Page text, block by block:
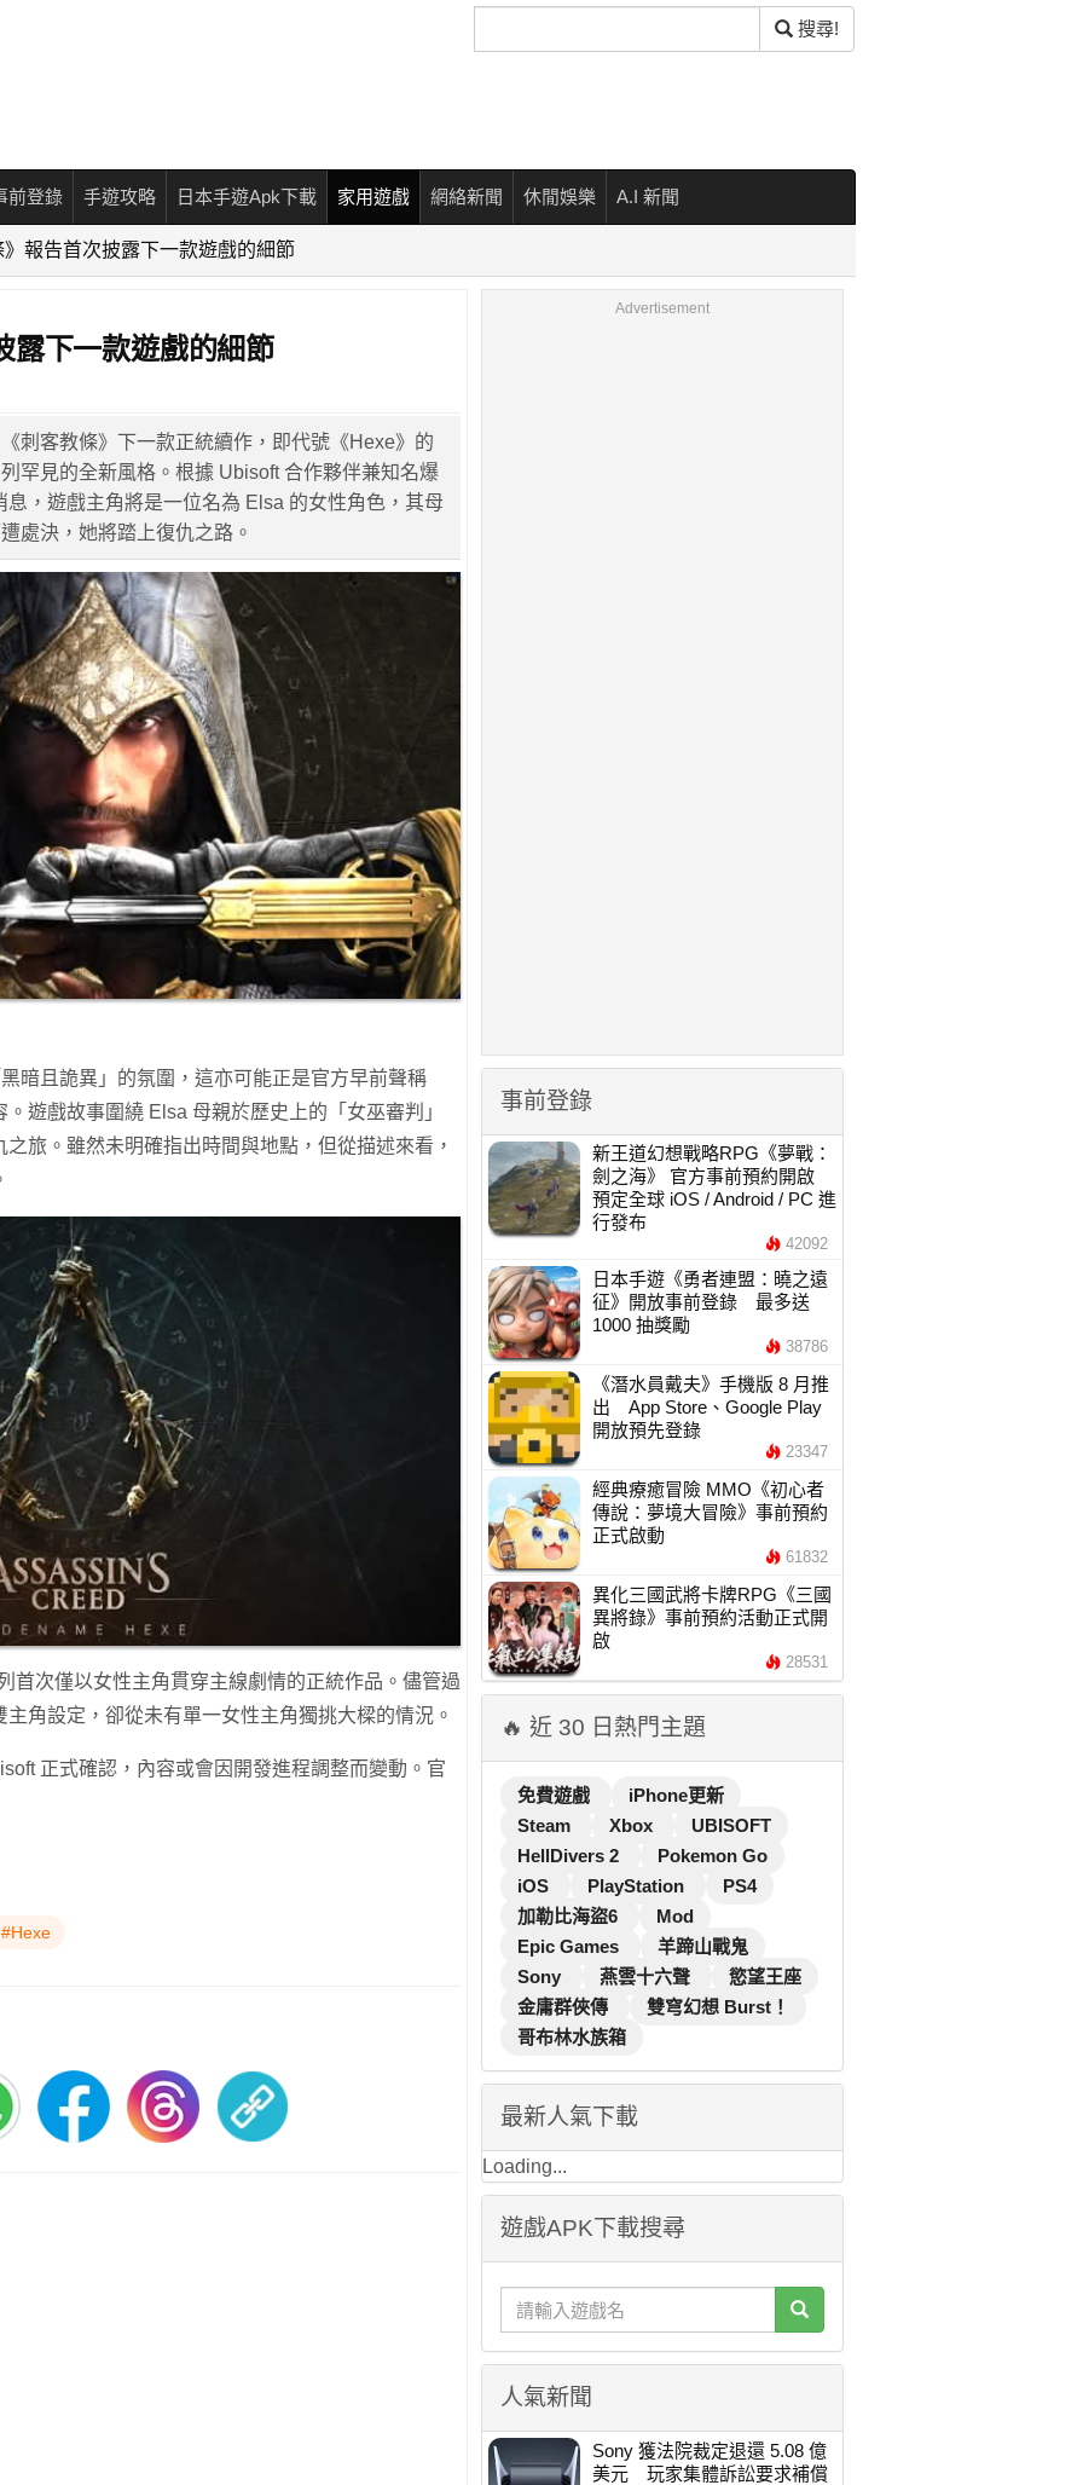
尋
搜尋!
前登錄 手遊攻略 日本手遊Apk下載 家用遊戲 網絡新聞 休閒娛樂 A.I 新聞
報告首次披露下一款遊戲的細節
露下一款遊戲的細節
刺客教條》下一款正統續作，即代號《Hexe》的
罕見的全新風格。根據 Ubisoft 合作夥伴兼知名爆
息，遊戲主角將是一位名為 Elsa 的女性角色，其母
處決，她將踏上復仇之路。
暗且詭異」的氛圍，這亦可能正是官方早前聲稱
遊戲故事圍繞 Elsa 母親於歷史上的「女巫審判」
旅。雖然未明確指出時間與地點，但從描述來看，
首次僅以女性主角貫穿主線劇情的正統作品。儘管過
角設定，卻從未有單一女性主角獨挑大樑的情況。
正式確認，內容或會因開發進程調整而變動。官
#Hexe
Advertisement
事前登錄
新王道幻想戰略RPG《夢戰：
劍之海》 官方事前預約開啟
預定全球 iOS / Android / PC 進
行發布
42092
日本手遊《勇者連盟：曉之遠
征》開放事前登錄 最多送
1000 抽獎勵
38786
《潛水員戴夫》手機版 8 月推
出 App Store、Google Play
開放預先登錄
23347
經典療癒冒險 MMO《初心者
傳說：夢境大冒險》事前預約
正式啟動
61832
異化三國武將卡牌RPG《三國
異將錄》事前預約活動正式開
啟
28531
🔥 近 30 日熱門主題
免費遊戲
iPhone更新
Steam
Xbox
UBISOFT
HellDivers 2
Pokemon Go
iOS
PlayStation
PS4
加勒比海盜6
Mod
Epic Games
羊蹄山戰鬼
Sony
燕雲十六聲
慾望王座
金庸群俠傳
雙穹幻想 Burst！
哥布林水族箱
最新人氣下載
Loading...
遊戲APK下載搜尋
人氣新聞
Sony 獲法院裁定退還 5.08 億
美元 玩家集體訴訟要求補償